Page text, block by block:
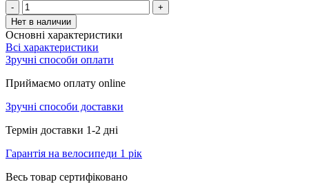
-
+
Нет в наличии
Основні характеристики
Всі характеристики
Зручні способи оплати
Приймаємо оплату online
Зручні способи доставки
Термін доставки 1-2 дні
Гарантія на велосипеди 1 рік
Весь товар сертифіковано